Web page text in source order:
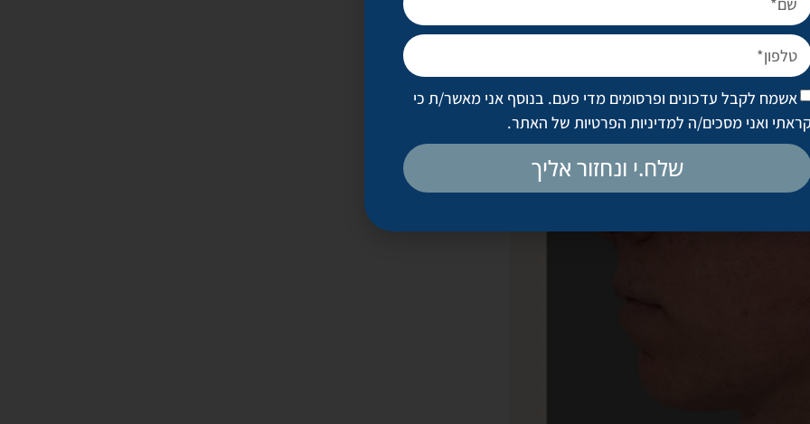
אשמח לקבל עדכונים ופרסומים מדי פעם. בנוסף אני מאשר/ת כי
ואני מסכים/ה למדיניות הפרטיות של האתר.
שלח.י ונחזור אליך